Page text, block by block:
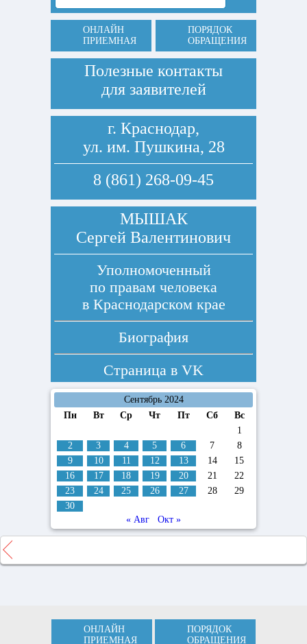
ОНЛАЙН
ПРИЕМНАЯ
ПОРЯДОК
ОБРАЩЕНИЯ
Полезные контакты
для заявителей
г. Краснодар,
ул. им. Пушкина, 28
8 (861) 268-09-45
МЫШАК
Сергей Валентинович
Уполномоченный
по правам человека
в Краснодарском крае
Биография
Страница в VK
Сентябрь 2024
Пн
Вт Ср Чт Пт Сб
Вс
1
2
3 4 5 6 7
8
9
10 11 12 13 14
15
16
17 18 19 20 21
22
23
24 25 26 27 28
29
30
« Авг
Окт »
ОНЛАЙН
ПРИЕМНАЯ
ПОРЯДОК
ОБРАЩЕНИЯ